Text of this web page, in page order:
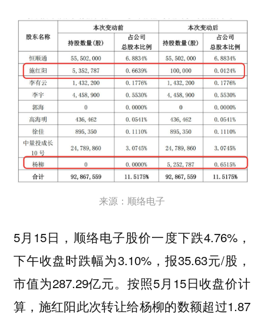
来源：顺络电子
5月15日，顺络电子股价一度下跌4.76%，
下午收盘时跌幅为3.10%，报35.63元/股，
市值为287.29亿元。按照5月15日收盘价计
算，施红阳此次转让给杨柳的数额超过1.87